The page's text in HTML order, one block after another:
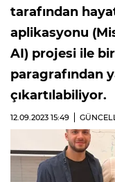
tarafından
aplikasyonu
AI) projesi ile
paragrafından
çıkartılabiliyor.
12.09.2023 15:49